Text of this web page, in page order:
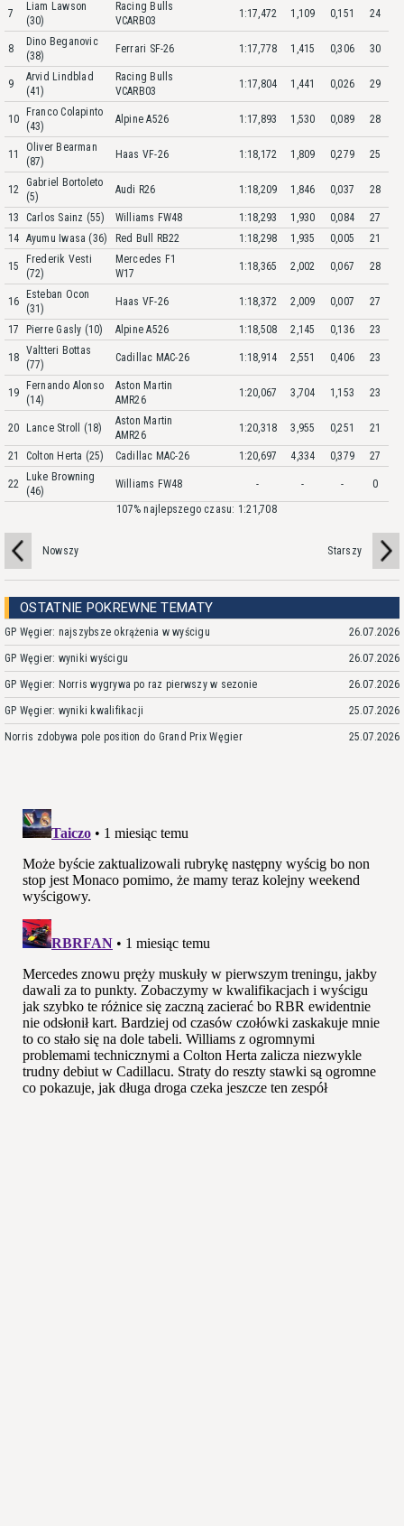
7
Liam Lawson
(30)
Racing Bulls
VCARB03
1:17,472 1,109 0,151 24
8
Dino Beganovic
(38)
Ferrari SF-26 1:17,778 1,415 0,306 30
9
Arvid Lindblad
(41)
Racing Bulls
VCARB03
1:17,804 1,441 0,026 29
10
Franco Colapinto
(43)
Alpine A526 1:17,893 1,530 0,089 28
11
Oliver Bearman
(87)
Haas VF-26 1:18,172 1,809 0,279 25
12
Gabriel Bortoleto
(5)
Audi R26 1:18,209 1,846 0,037 28
13 Carlos Sainz (55) Williams FW48 1:18,293 1,930 0,084
27
14 Ayumu Iwasa (36) Red Bull RB22 1:18,298 1,935 0,005 21
15
Frederik Vesti
(72)
Mercedes F1
W17
1:18,365 2,002 0,067 28
16
Esteban Ocon
(31)
Haas VF-26 1:18,372 2,009 0,007 27
17 Pierre Gasly (10) Alpine A526 1:18,508 2,145 0,136 23
18
Valtteri Bottas
(77)
Cadillac MAC-26 1:18,914 2,551 0,406 23
19
Fernando Alonso
(14)
Aston Martin
AMR26
1:20,067 3,704 1,153 23
20 Lance Stroll (18)
Aston Martin
AMR26
1:20,318 3,955 0,251 21
21 Colton Herta (25) Cadillac MAC-26 1:20,697 4,334 0,379 27
22
Luke Browning
(46)
Williams FW48 - - -
0
107% najlepszego czasu: 1:21,708
Nowszy Starszy
OSTATNIE POKREWNE TEMATY
GP Węgier: najszybsze okrążenia w wyścigu 26.07.2026
GP Węgier: wyniki wyścigu 26.07.2026
GP Węgier: Norris wygrywa po raz pierwszy w sezonie 26.07.2026
GP Węgier: wyniki kwalifikacji 25.07.2026
Norris zdobywa pole position do Grand Prix Węgier 25.07.2026